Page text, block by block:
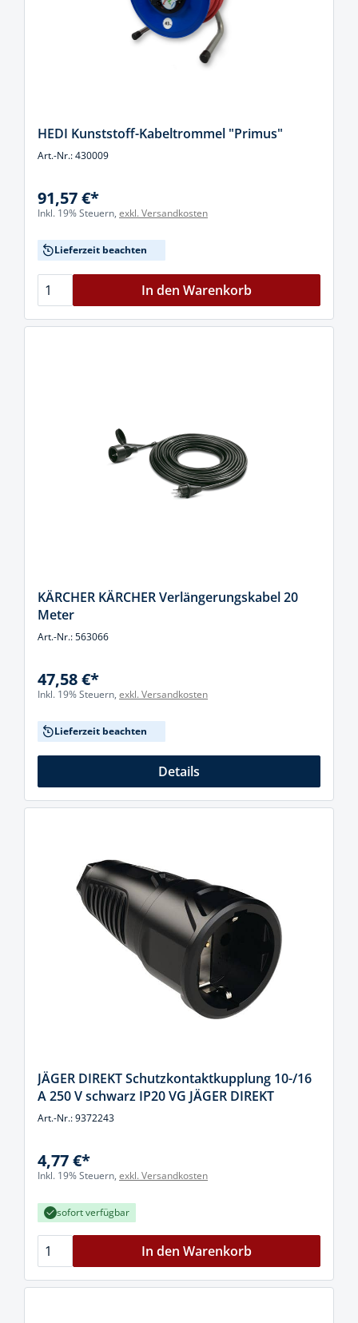
HEDI Kunststoff-Kabeltrommel "Primus"
Art.-Nr.: 430009
91,57 €*
Inkl. 19% Steuern, exkl. Versandkosten
Lieferzeit beachten
In den Warenkorb
KÄRCHER KÄRCHER Verlängerungskabel 20
Meter
Art.-Nr.: 563066
47,58 €*
Inkl. 19% Steuern, exkl. Versandkosten
Lieferzeit beachten
Details
JÄGER DIREKT Schutzkontaktkupplung 10-/16
A 250 V schwarz IP20 VG JÄGER DIREKT
Art.-Nr.: 9372243
4,77 €*
Inkl. 19% Steuern, exkl. Versandkosten
sofort verfügbar
In den Warenkorb